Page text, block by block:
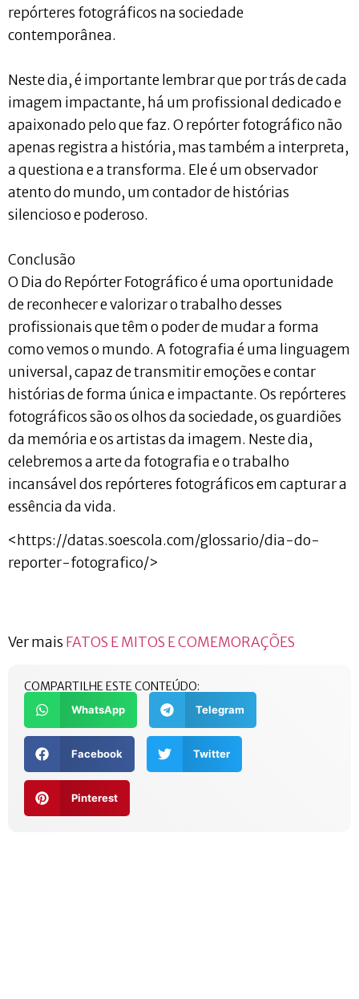
repórteres fotográficos na sociedade
contemporânea.
Neste dia, é importante lembrar que por trás de cada
imagem impactante, há um profissional dedicado e
apaixonado pelo que faz. O repórter fotográfico não
apenas registra a história, mas também a interpreta,
a questiona e a transforma. Ele é um observador
atento do mundo, um contador de histórias
silencioso e poderoso.
Conclusão
O Dia do Repórter Fotográfico é uma oportunidade
de reconhecer e valorizar o trabalho desses
profissionais que têm o poder de mudar a forma
como vemos o mundo. A fotografia é uma linguagem
universal, capaz de transmitir emoções e contar
histórias de forma única e impactante. Os repórteres
fotográficos são os olhos da sociedade, os guardiões
da memória e os artistas da imagem. Neste dia,
celebremos a arte da fotografia e o trabalho
incansável dos repórteres fotográficos em capturar a
essência da vida.
<https://datas.soescola.com/glossario/dia-do-
reporter-fotografico/>
Ver mais FATOS E MITOS E COMEMORAÇÕES
COMPARTILHE ESTE CONTEÚDO:
WhatsApp Telegram
Facebook Twitter
Pinterest